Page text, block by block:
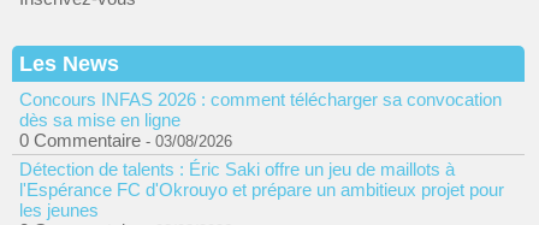
Les News
Concours INFAS 2026 : comment télécharger sa convocation
dès sa mise en ligne
0 Commentaire - 03/08/2026
Détection de talents : Éric Saki offre un jeu de maillots à
l'Espérance FC d'Okrouyo et prépare un ambitieux projet pour
les jeunes